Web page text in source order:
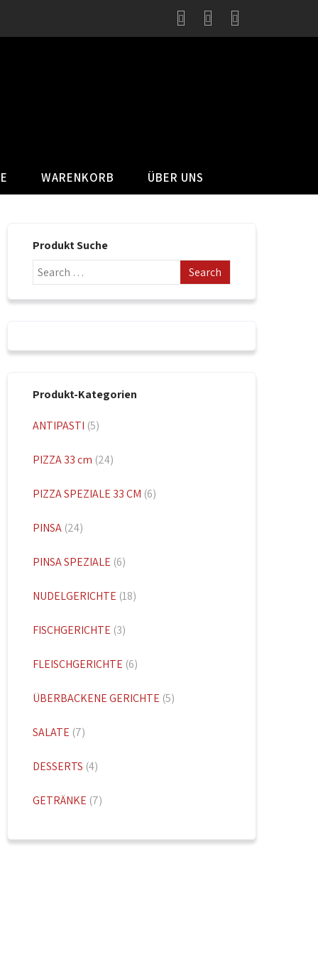
WARENKORB ÜBER UNS
Produkt Suche
Produkt-Kategorien
ANTIPASTI (5)
PIZZA 33 cm (24)
PIZZA SPEZIALE 33 CM (6)
PINSA (24)
PINSA SPEZIALE (6)
NUDELGERICHTE (18)
FISCHGERICHTE (3)
FLEISCHGERICHTE (6)
ÜBERBACKENE GERICHTE (5)
SALATE (7)
DESSERTS (4)
GETRÄNKE (7)